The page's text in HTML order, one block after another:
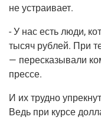
не устраивает.
- У нас есть люди,
тысяч руб­лей. При
— пере­ска­зы­ва­ли
прессе.
И их труд­но
Ведь при кур­се